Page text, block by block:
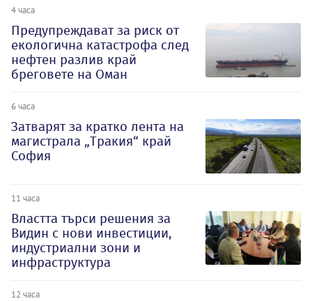
4 часа
Предупреждават за риск от
екологична катастрофа след
нефтен разлив край
бреговете на Оман
6 часа
Затварят за кратко лента на
магистрала „Тракия“ край
София
11 часа
Властта търси решения за
Видин с нови инвестиции,
индустриални зони и
инфраструктура
12 часа